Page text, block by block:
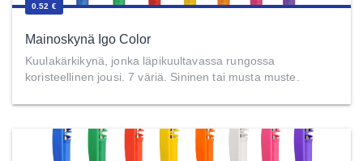
0.52 €
Mainoskynä Igo Color
Kuulakärkikynä, jonka läpikuultavassa rungossa
koristeellinen jousi. 7 väriä. Sininen tai musta muste.